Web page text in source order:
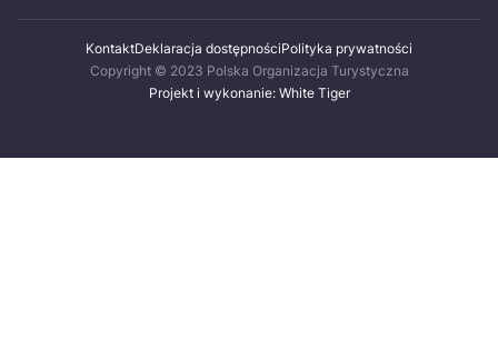
KontaktDeklaracja dostępnościPolityka prywatności
Copyright © 2023 Polska Organizacja Turystyczna
Projekt i wykonanie: White Tiger